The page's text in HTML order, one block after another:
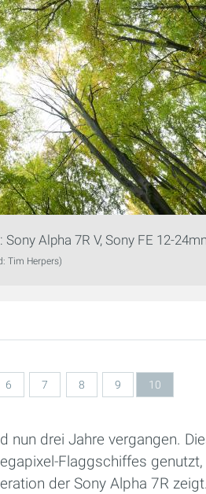
Alpha 7R V, Sony FE 12-
Tim Herpers)
6 7 8 9 10
nun drei Jahre vergangen.
Flaggschiffes
der Sony Alpha 7R